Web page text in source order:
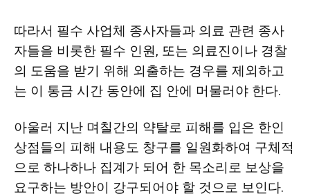
따라서 필수 사업체 종사자들과 의료 관련 종사
자들을 비롯한 필수 인원, 또는 의료진이나 경찰
의 도움을 받기 위해 외출하는 경우를 제외하고
는 이 통금 시간 동안에 집 안에 머물러야 한다.
아울러 지난 며칠간의 약탈로 피해를 입은 한인
상점들의 피해 내용도 창구를 일원화하여 구체적
으로 하나하나 집계가 되어 한 목소리로 보상을
요구하는 방안이 강구되어야 할 것으로 보인다.